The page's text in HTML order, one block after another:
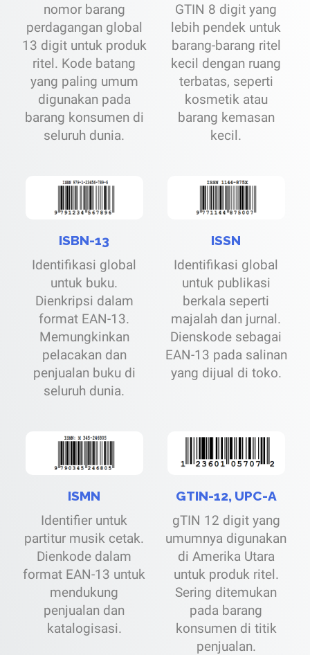
nomor barang
perdagangan global
13 digit untuk produk
ritel. Kode batang
yang paling umum
digunakan pada
barang konsumen di
seluruh dunia.
GTIN 8 digit yang
lebih pendek untuk
barang-barang ritel
kecil dengan ruang
terbatas, seperti
kosmetik atau
barang kemasan
kecil.
ISBN-13
Identifikasi global
untuk buku.
Dienkripsi dalam
format EAN-13.
Memungkinkan
pelacakan dan
penjualan buku di
seluruh dunia.
ISSN
Identifikasi global
untuk publikasi
berkala seperti
majalah dan jurnal.
Dienskode sebagai
EAN-13 pada salinan
yang dijual di toko.
ISMN
Identifier untuk
partitur musik cetak.
Dienkode dalam
format EAN-13 untuk
mendukung
penjualan dan
katalogisasi.
GTIN-12, UPC-A
gTIN 12 digit yang
umumnya digunakan
di Amerika Utara
untuk produk ritel.
Sering ditemukan
pada barang
konsumen di titik
penjualan.